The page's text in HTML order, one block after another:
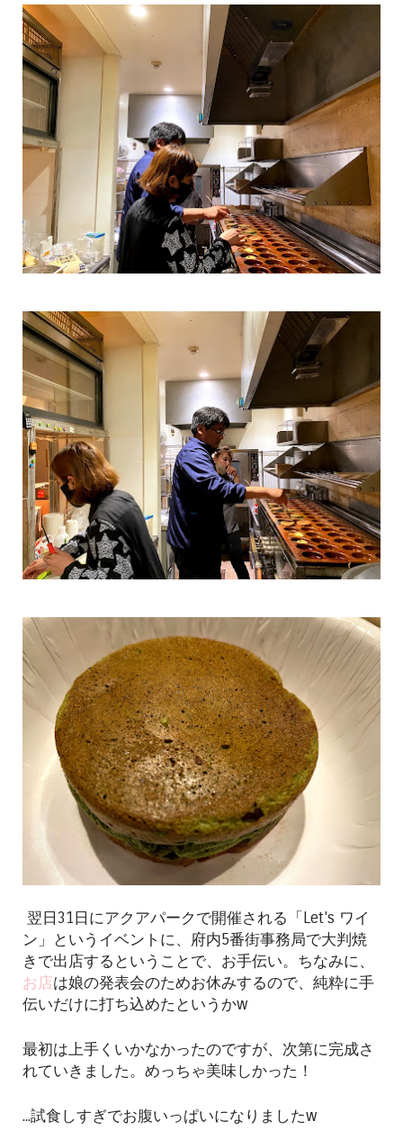
翌日31日にアクアパークで開催される「Let's ワイ
ン」というイベントに、府内5番街事務局で大判焼
きで出店するということで、お手伝い。ちなみに、
お店は娘の発表会のためお休みするので、純粋に手
伝いだけに打ち込めたというかw
最初は上手くいかなかったのですが、次第に完成さ
れていきました。めっちゃ美味しかった！
...試食しすぎでお腹いっぱいになりましたw